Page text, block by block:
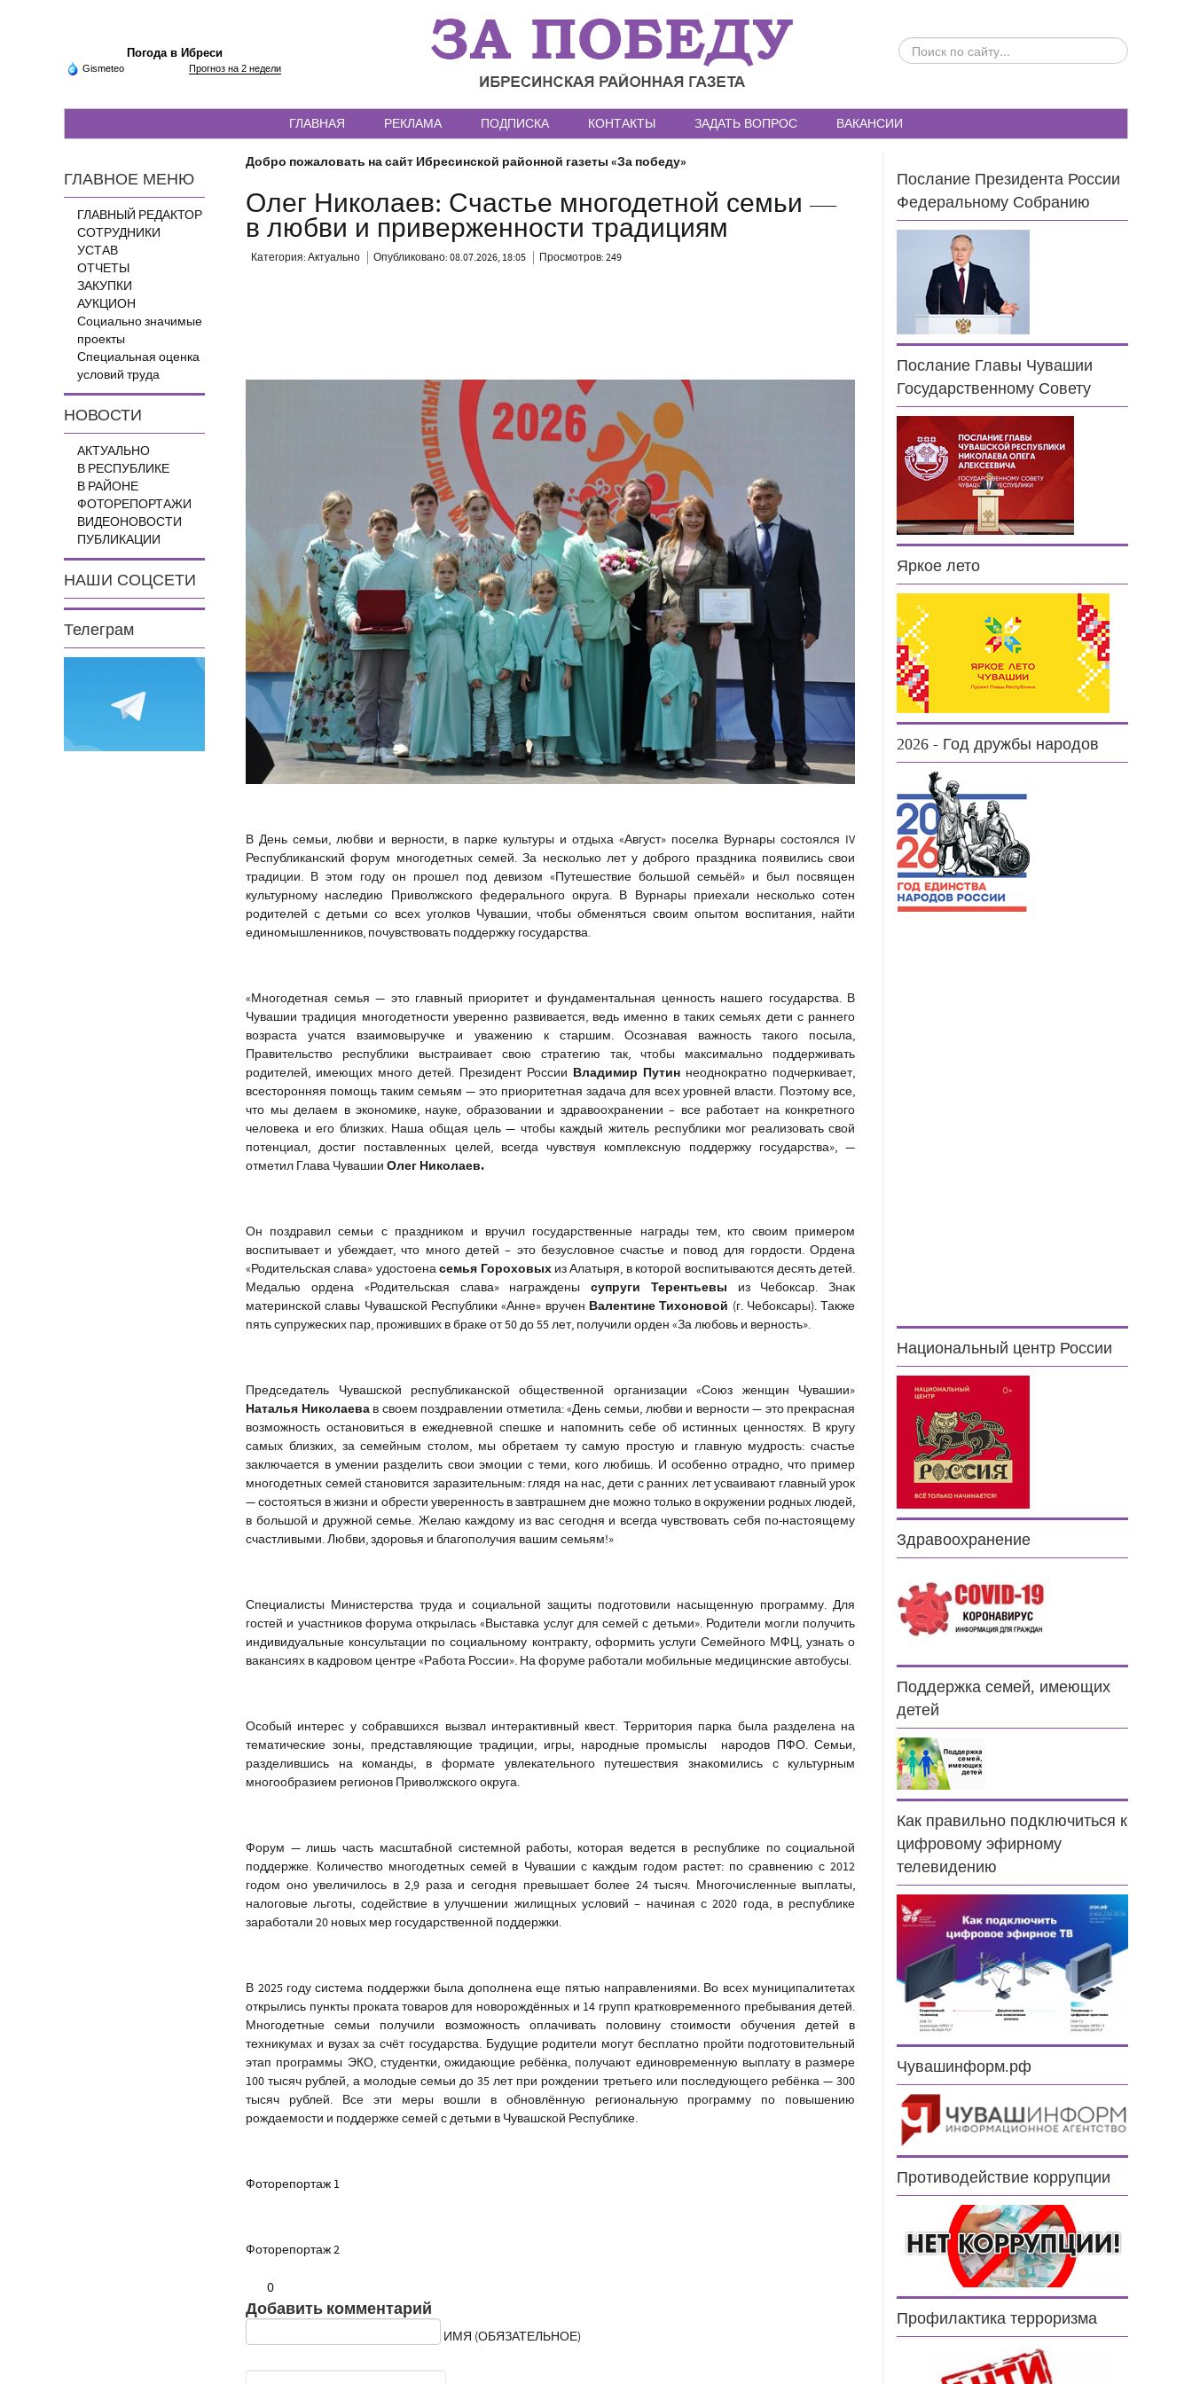
Погода в Ибреси
Gismeteo Прогноз на 2 недели
ПОИСК
ПО
ГЛАВНАЯ РЕКЛАМА ПОДПИСКА КОНТАКТЫ ЗАДАТЬ ВОПРОС ВАКАНСИИ
ГЛАВНОЕ МЕНЮ
ГЛАВНЫЙ РЕДАКТОР
СОТРУДНИКИ
УСТАВ
ОТЧЕТЫ
ЗАКУПКИ
АУКЦИОН
Социально значимые
проекты
Специальная оценка
условий труда
НОВОСТИ
АКТУАЛЬНО
В РЕСПУБЛИКЕ
В РАЙОНЕ
ФОТОРЕПОРТАЖИ
ВИДЕОНОВОСТИ
ПУБЛИКАЦИИ
НАШИ СОЦСЕТИ
Телеграм
Добро пожаловать на сайт Ибресинской районной газеты «За победу»
Олег Николаев: Счастье многодетной семьи —
в любви и приверженности традициям
Категория:Актуально Опубликовано: 08.07.2026, 18:05 Просмотров: 249
В День семьи, любви и верности, в парке культуры и отдыха «Август» поселка Вурнары состоялся IV
Республиканский форум многодетных семей. За несколько лет у доброго праздника появились свои
традиции. В этом году он прошел под девизом «Путешествие большой семьёй» и был посвящен
культурному наследию Приволжского федерального округа. В Вурнары приехали несколько сотен
родителей с детьми со всех уголков Чувашии, чтобы обменяться своим опытом воспитания, найти
единомышленников, почувствовать поддержку государства.
«Многодетная семья — это главный приоритет и фундаментальная ценность нашего государства. В
Чувашии традиция многодетности уверенно развивается, ведь именно в таких семьях дети с раннего
возраста учатся взаимовыручке и уважению к старшим. Осознавая важность такого посыла,
Правительство республики выстраивает свою стратегию так, чтобы максимально поддерживать
родителей, имеющих много детей. Президент России Владимир Путин неоднократно подчеркивает,
всесторонняя помощь таким семьям — это приоритетная задача для всех уровней власти. Поэтому все,
что мы делаем в экономике, науке, образовании и здравоохранении – все работает на конкретного
человека и его близких. Наша общая цель — чтобы каждый житель республики мог реализовать свой
потенциал, достиг поставленных целей, всегда чувствуя комплексную поддержку государства»,—
отметил Глава ЧувашииОлег Николаев.
Он поздравил семьи с праздником и вручил государственные награды тем, кто своим примером
воспитывает и убеждает, что много детей – это безусловное счастье и повод для гордости. Ордена
«Родительская слава» удостоенасемья Гороховыхиз Алатыря, в которой воспитываются десять детей.
Медалью ордена «Родительская слава» награжденысупруги Терентьевы из Чебоксар. Знак
материнской славы Чувашской Республики «Анне» вручен Валентине Тихоновой (г. Чебоксары). Также
пять супружеских пар, проживших в браке от 50 до 55 лет, получили орден «За любовь и верность».
Председатель Чувашской республиканской общественной организации «Союз женщин Чувашии»
Наталья Николаевав своем поздравлении отметила:«День семьи, любви и верности — это прекрасная
возможность остановиться в ежедневной спешке и напомнить себе об истинных ценностях. В кругу
самых близких, за семейным столом, мы обретаем ту самую простую и главную мудрость: счастье
заключается в умении разделить свои эмоции с теми, кого любишь. И особенно отрадно, что пример
многодетных семей становится заразительным: глядя на нас, дети с ранних лет усваивают главный урок
— состояться в жизни и обрести уверенность в завтрашнем дне можно только в окружении родных людей,
в большой и дружной семье. Желаю каждому из вас сегодня и всегда чувствовать себя по-настоящему
счастливыми. Любви, здоровья и благополучия вашим семьям!»
Специалисты Министерства труда и социальной защиты подготовили насыщенную программу. Для
гостей и участников форума открылась «Выставка услуг для семей с детьми». Родители могли получить
индивидуальные консультации по социальному контракту, оформить услуги Семейного МФЦ, узнать о
вакансиях в кадровом центре «Работа России». На форуме работали мобильные медицинские автобусы.
Особый интерес у собравшихся вызвал интерактивный квест. Территория парка была разделена на
тематические зоны, представляющие традиции, игры, народные промыслы народов ПФО. Семьи,
разделившись на команды, в формате увлекательного путешествия знакомились с культурным
многообразием регионов Приволжского округа.
Форум — лишь часть масштабной системной работы, которая ведется в республике по социальной
поддержке. Количество многодетных семей в Чувашии с каждым годом растет: по сравнению с 2012
годом оно увеличилось в 2,9 раза и сегодня превышает более 24 тысяч. Многочисленные выплаты,
налоговые льготы, содействие в улучшении жилищных условий – начиная с 2020 года, в республике
заработали 20 новых мер государственной поддержки.
В 2025 году система поддержки была дополнена еще пятью направлениями. Во всех муниципалитетах
открылись пункты проката товаров для новорождённых и 14 групп кратковременного пребывания детей.
Многодетные семьи получили возможность оплачивать половину стоимости обучения детей в
техникумах и вузах за счёт государства. Будущие родители могут бесплатно пройти подготовительный
этап программы ЭКО, студентки, ожидающие ребёнка, получают единовременную выплату в размере
100 тысяч рублей, а молодые семьи до 35 лет при рождении третьего или последующего ребёнка — 300
тысяч рублей. Все эти меры вошли в обновлённую региональную программу по повышению
рождаемости и поддержке семей с детьми в Чувашской Республике.
Фоторепортаж 1
Фоторепортаж 2
0
Добавить комментарий
ИМЯ (ОБЯЗАТЕЛЬНОЕ)
Послание Президента России
Федеральному Собранию
Послание Главы Чувашии
Государственному Совету
Яркое лето
2026 - Год дружбы народов
Национальный центр России
Здравоохранение
Поддержка семей, имеющих
детей
Как правильно подключиться к
цифровому эфирному
телевидению
Чувашинформ.рф
Противодействие коррупции
Профилактика терроризма